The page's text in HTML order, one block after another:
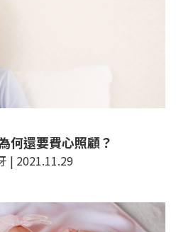
何還要費心照顧？
| 2021.11.29